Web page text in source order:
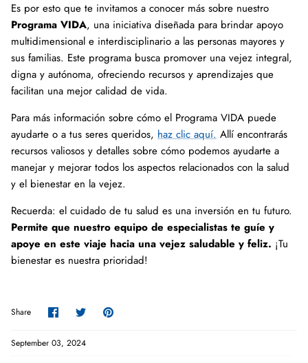
Es por esto que te invitamos a conocer más sobre nuestro
Programa VIDA, una iniciativa diseñada para brindar apoyo
multidimensional e interdisciplinario a las personas mayores y
sus familias. Este programa busca promover una vejez integral,
digna y autónoma, ofreciendo recursos y aprendizajes que
facilitan una mejor calidad de vida.
Para más información sobre cómo el Programa VIDA puede
ayudarte o a tus seres queridos, haz clic aquí. Allí encontrarás
recursos valiosos y detalles sobre cómo podemos ayudarte a
manejar y mejorar todos los aspectos relacionados con la salud
y el bienestar en la vejez.
Recuerda: el cuidado de tu salud es una inversión en tu futuro.
Permite que nuestro equipo de especialistas te guíe y
apoye en este viaje hacia una vejez saludable y feliz. ¡Tu
bienestar es nuestra prioridad!
Share Share
on
SharePin
September 03, 2024